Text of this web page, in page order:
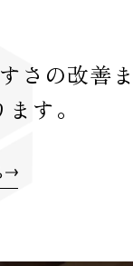
さの改善
す。